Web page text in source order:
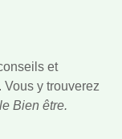
et
y trouverez
Bien être.